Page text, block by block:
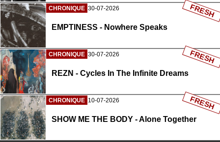
CHRONIQUE 30-07-2026
EMPTINESS - Nowhere Speaks
FRESH
CHRONIQUE 30-07-2026
REZN - Cycles In The Infinite Dreams
FRESH
CHRONIQUE 10-07-2026
SHOW ME THE BODY - Alone Together
FRESH